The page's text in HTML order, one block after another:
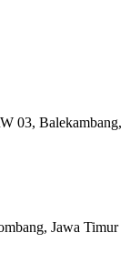
03, Balekambang,
Jawa Timur